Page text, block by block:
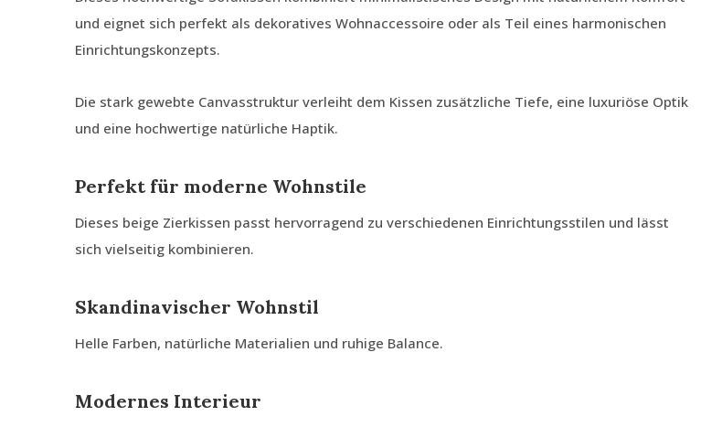
und eignet sich perfekt als dekoratives Wohnaccessoire oder als Teil eines harmonischen
Einrichtungskonzepts.
Die stark gewebte Canvasstruktur verleiht dem Kissen zusätzliche Tiefe, eine luxuriöse Optik
und eine hochwertige natürliche Haptik.
Perfekt für moderne Wohnstile
Dieses beige Zierkissen passt hervorragend zu verschiedenen Einrichtungsstilen und lässt
sich vielseitig kombinieren.
Skandinavischer Wohnstil
Helle Farben, natürliche Materialien und ruhige Balance.
Modernes Interieur